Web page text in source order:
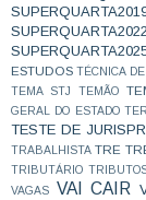
ESTUDOS TÉCNICA
TEMA STJ TEMÃO
GERAL DO ESTADO
TESTE DE
TRABALHISTA TRE
TRIBUTÁRIO
VAGAS
VAI CAIR